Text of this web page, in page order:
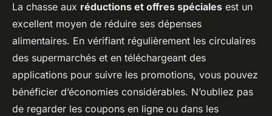
La chasse aux réductions et offres spéciales est un
excellent moyen de réduire ses dépenses
alimentaires. En vérifiant régulièrement les circulaires
des supermarchés et en téléchargeant des
applications pour suivre les promotions, vous pouvez
bénéficier d’économies considérables. N’oubliez pas
de regarder les coupons en ligne ou dans les